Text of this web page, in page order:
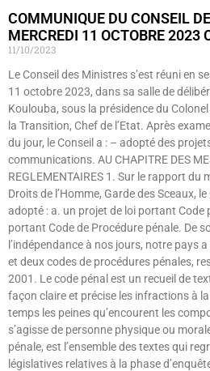
COMMUNIQUE DU CONSEIL
MERCREDI 11 OCTOBRE
11/10/2023
Le Conseil des Ministres s’est réuni en
11 octobre 2023, dans sa salle de
Koulouba, sous la présidence du
la Transition, Chef de l’Etat. Après
du jour, le Conseil a : – adopté des
communications. AU CHAPITRE DES
REGLEMENTAIRES 1. Sur le rapport du
Droits de l’Homme, Garde des Sceaux,
adopté : a. un projet de loi portant Code
portant Code de Procédure pénale. De
l’indépendance à nos jours, notre pays
et deux codes de procédures pénales,
2001. Le code pénal est un recueil de
façon claire et précise les infractions à
temps les peines qu’encourent les
s’agisse de personne physique ou
pénale, est l’ensemble des textes qui
législatives relatives à la phase